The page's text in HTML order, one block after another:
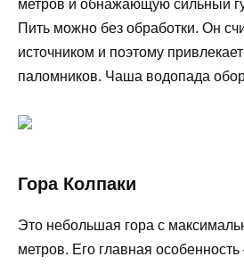
метров и обнажающую сильный
Пить можно без обработки. Он
источником и поэтому
паломников. Чаша водопада
Гора Колпаки
Это небольшая гора с
метров. Его главная